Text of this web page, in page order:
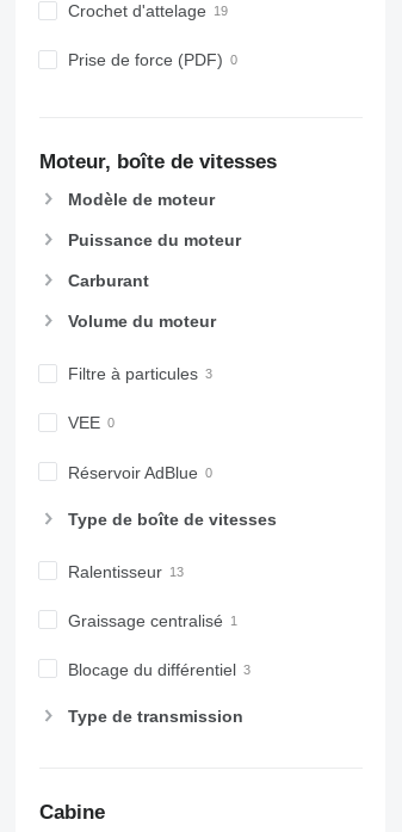
Crochet d'attelage
Prise de force (PDF)
Moteur, boîte de vitesses
Modèle de moteur
Puissance du moteur
Carburant
Volume du moteur
Filtre à particules
VEE
Réservoir AdBlue
Type de boîte de vitesses
Ralentisseur
Graissage centralisé
Blocage du différentiel
Type de transmission
Cabine